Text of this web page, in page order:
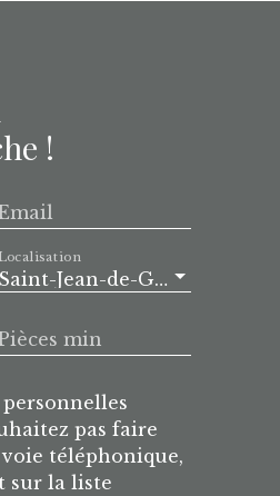
!
Saint-Jean-de-Gonville (01630)
Localisation
min
pas faire
téléphonique,
sur la liste